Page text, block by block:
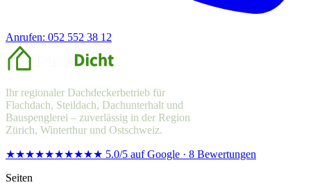
Anrufen: 052 552 38 12
Ihr regionaler Dachdeckerbetrieb für
Flachdach, Steildach, Dachunterhalt und
Bauspenglerei – zuverlässig in der Region
Zürich, Winterthur und Ostschweiz.
★★★★★★★★★★ 5.0/5 auf Google · 8 Bewertungen
Seiten